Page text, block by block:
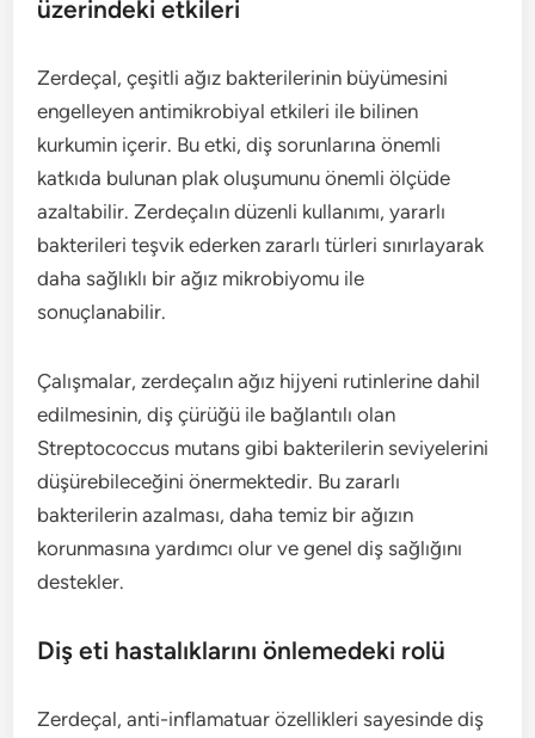
üzerindeki etkileri
Zerdeçal, çeşitli ağız bakterilerinin büyümesini
engelleyen antimikrobiyal etkileri ile bilinen
kurkumin içerir. Bu etki, diş sorunlarına önemli
katkıda bulunan plak oluşumunu önemli ölçüde
azaltabilir. Zerdeçalın düzenli kullanımı, yararlı
bakterileri teşvik ederken zararlı türleri sınırlayarak
daha sağlıklı bir ağız mikrobiyomu ile
sonuçlanabilir.
Çalışmalar, zerdeçalın ağız hijyeni rutinlerine dahil
edilmesinin, diş çürüğü ile bağlantılı olan
Streptococcus mutans gibi bakterilerin seviyelerini
düşürebileceğini önermektedir. Bu zararlı
bakterilerin azalması, daha temiz bir ağızın
korunmasına yardımcı olur ve genel diş sağlığını
destekler.
Diş eti hastalıklarını önlemedeki rolü
Zerdeçal, anti-inflamatuar özellikleri sayesinde diş